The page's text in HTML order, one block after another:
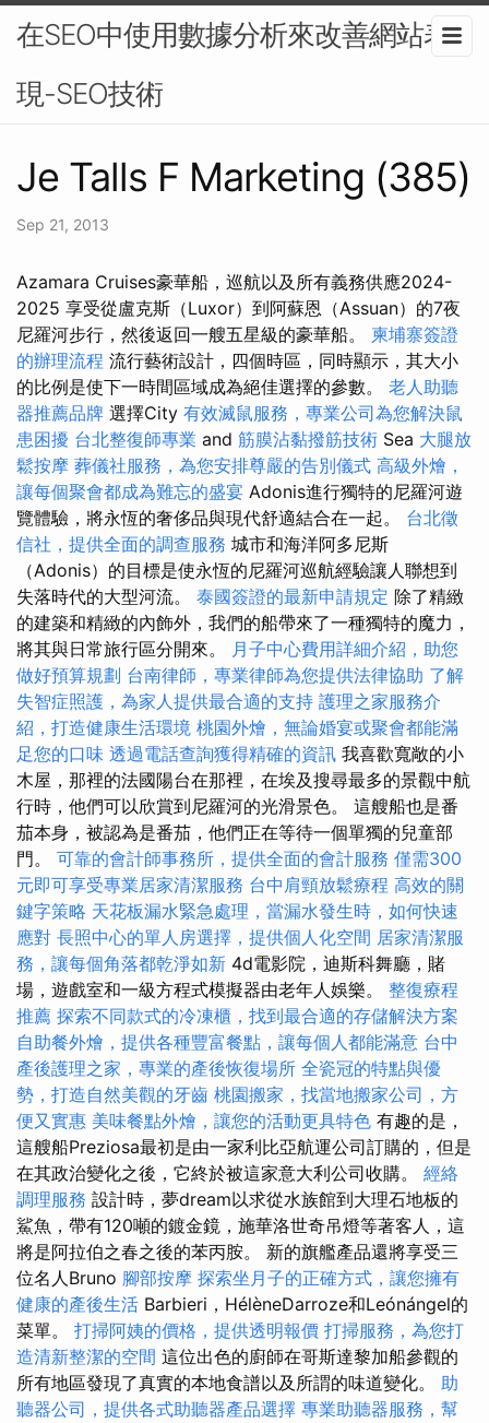
在SEO中使用數據分析來改善網站表
現-SEO技術
Je Talls F Marketing (385)
Sep 21, 2013
Azamara Cruises豪華船，巡航以及所有義務供應2024-
2025 享受從盧克斯（Luxor）到阿蘇恩（Assuan）的7夜
尼羅河步行，然後返回一艘五星級的豪華船。 柬埔寨簽證
的辦理流程 流行藝術設計，四個時區，同時顯示，其大小
的比例是使下一時間區域成為絕佳選擇的參數。 老人助聽
器推薦品牌 選擇City 有效滅鼠服務，專業公司為您解決鼠
患困擾 台北整復師專業 and 筋膜沾黏撥筋技術 Sea 大腿放
鬆按摩 葬儀社服務，為您安排尊嚴的告別儀式 高級外燴，
讓每個聚會都成為難忘的盛宴 Adonis進行獨特的尼羅河遊
覽體驗，將永恆的奢侈品與現代舒適結合在一起。 台北徵
信社，提供全面的調查服務 城市和海洋阿多尼斯
（Adonis）的目標是使永恆的尼羅河巡航經驗讓人聯想到
失落時代的大型河流。 泰國簽證的最新申請規定 除了精緻
的建築和精緻的內飾外，我們的船帶來了一種獨特的魔力，
將其與日常旅行區分開來。 月子中心費用詳細介紹，助您
做好預算規劃 台南律師，專業律師為您提供法律協助 了解
失智症照護，為家人提供最合適的支持 護理之家服務介
紹，打造健康生活環境 桃園外燴，無論婚宴或聚會都能滿
足您的口味 透過電話查詢獲得精確的資訊 我喜歡寬敞的小
木屋，那裡的法國陽台在那裡，在埃及搜尋最多的景觀中航
行時，他們可以欣賞到尼羅河的光滑景色。 這艘船也是番
茄本身，被認為是番茄，他們正在等待一個單獨的兒童部
門。 可靠的會計師事務所，提供全面的會計服務 僅需300
元即可享受專業居家清潔服務 台中肩頸放鬆療程 高效的關
鍵字策略 天花板漏水緊急處理，當漏水發生時，如何快速
應對 長照中心的單人房選擇，提供個人化空間 居家清潔服
務，讓每個角落都乾淨如新 4d電影院，迪斯科舞廳，賭
場，遊戲室和一級方程式模擬器由老年人娛樂。 整復療程
推薦 探索不同款式的冷凍櫃，找到最合適的存儲解決方案
自助餐外燴，提供各種豐富餐點，讓每個人都能滿意 台中
產後護理之家，專業的產後恢復場所 全瓷冠的特點與優
勢，打造自然美觀的牙齒 桃園搬家，找當地搬家公司，方
便又實惠 美味餐點外燴，讓您的活動更具特色 有趣的是，
這艘船Preziosa最初是由一家利比亞航運公司訂購的，但是
在其政治變化之後，它終於被這家意大利公司收購。 經絡
調理服務 設計時，夢dream以求從水族館到大理石地板的
鯊魚，帶有120噸的鍍金鏡，施華洛世奇吊燈等著客人，這
將是阿拉伯之春之後的苯丙胺。 新的旗艦產品還將享受三
位名人Bruno 腳部按摩 探索坐月子的正確方式，讓您擁有
健康的產後生活 Barbieri，HélèneDarroze和Leónángel的
菜單。 打掃阿姨的價格，提供透明報價 打掃服務，為您打
造清新整潔的空間 這位出色的廚師在哥斯達黎加船參觀的
所有地區發現了真實的本地食譜以及所謂的味道變化。 助
聽器公司，提供各式助聽器產品選擇 專業助聽器服務，幫